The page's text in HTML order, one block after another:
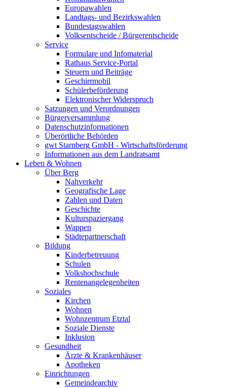
Europawahlen
Landtags- und Bezirkswahlen
Bundestagswahlen
Volksentscheide / Bürgerentscheide
Service
Formulare und Infomaterial
Rathaus Service-Portal
Steuern und Beiträge
Geschirrmobil
Schülerbeförderung
Elektronischer Widerspruch
Satzungen und Verordnungen
Bürgerversammlung
Datenschutzinformationen
Überörtliche Behörden
gwt Starnberg GmbH - Wirtschaftsförderung
Informationen aus dem Landratsamt
Leben & Wohnen
Über Berg
Nahverkehr
Geografische Lage
Zahlen und Daten
Geschichte
Kulturspaziergang
Wappen
Städtepartnerschaft
Bildung
Kinderbetreuung
Schulen
Volkshochschule
Rentenangelegenheiten
Soziales
Kirchen
Wohnen
Wohnzentrum Etztal
Soziale Dienste
Inklusion
Gesundheit
Ärzte & Krankenhäuser
Apotheken
Einrichtungen
Gemeindearchiv